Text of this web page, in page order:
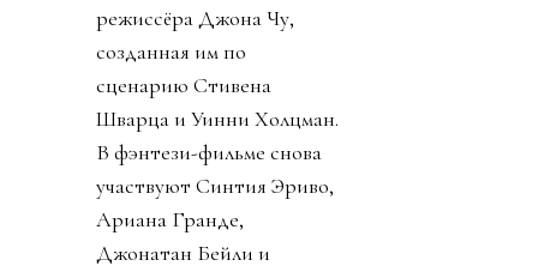
режиссёра Джона Чу,
созданная им по
сценарию Стивена
Шварца и Уинни Холцман.
В фэнтези-фильме снова
участвуют Синтия Эриво,
Ариана Гранде,
Джонатан Бейли и